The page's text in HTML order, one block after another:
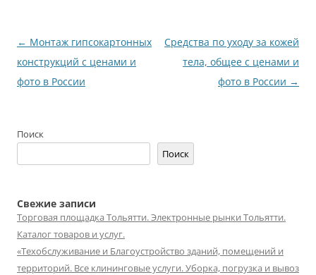
Навигация
по
записям
← Монтаж гипсокартонных
конструкций с ценами и
фото в России
Средства по уходу за кожей
тела, общее с ценами и
фото в России →
Поиск
Поиск
Свежие записи
Торговая площадка Тольятти. Электронные рынки Тольятти.
Каталог товаров и услуг.
«Техобслуживание и Благоустройство зданий, помещений и
территорий. Все клининговые услуги. Уборка, погрузка и вывоз